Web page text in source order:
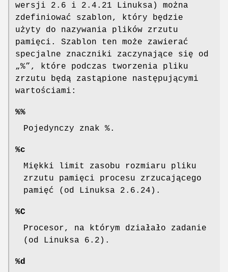
wersji 2.6 i 2.4.21 Linuksa) można
zdefiniować szablon, który będzie
użyty do nazywania plików zrzutu
pamięci. Szablon ten może zawierać
specjalne znaczniki zaczynające się od
„%”, które podczas tworzenia pliku
zrzutu będą zastąpione następującymi
wartościami:
%%
Pojedynczy znak %.
%c
Miękki limit zasobu rozmiaru pliku
zrzutu pamięci procesu zrzucającego
pamięć (od Linuksa 2.6.24).
%C
Procesor, na którym działało zadanie
(od Linuksa 6.2).
%d